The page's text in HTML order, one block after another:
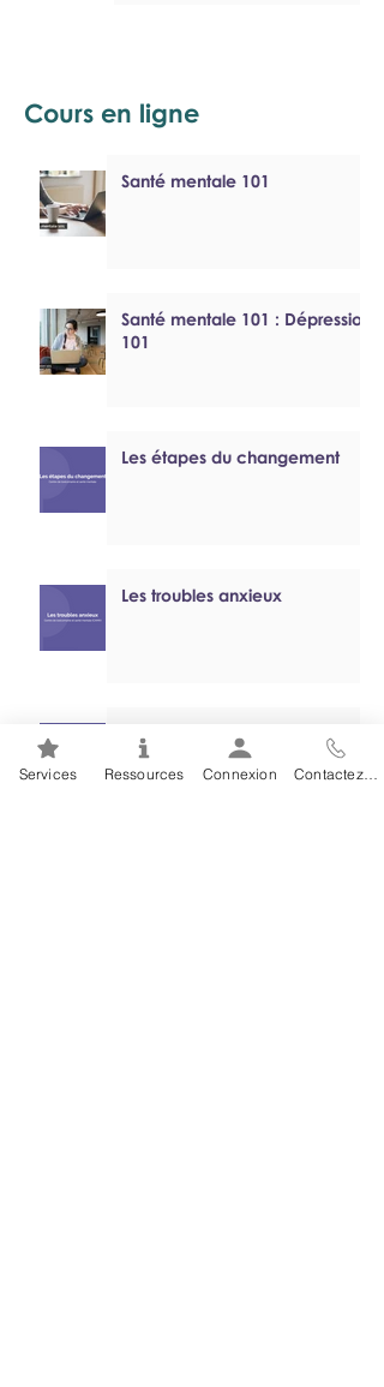
Cours en ligne
Santé mentale 101
Santé mentale 101 : Dépression
101
Les étapes du changement
Les troubles anxieux
Tutoriel sur le jeu problématique
Services Ressources Connexion Contactez-nous